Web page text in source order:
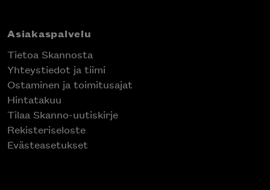
Asiakaspalvelu
Tietoa Skannosta
Yhteystiedot ja tiimi
Ostaminen ja toimitusajat
Hintatakuu
Tilaa Skanno-uutiskirje
Rekisteriseloste
Evästeasetukset